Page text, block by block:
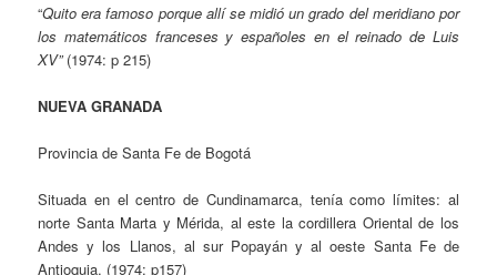
“Quito era famoso porque allí se midió un grado del meridiano por
los matemáticos franceses y españoles en el reinado de Luis
XV”(1974: p 215)
NUEVA GRANADA
Provincia de Santa Fe de Bogotá
Situada en el centro de Cundinamarca, tenía como límites: al
norte Santa Marta y Mérida, al este la cordillera Oriental de los
Andes y los Llanos, al sur Popayán y al oeste Santa Fe de
Antioquia. (1974: p157)